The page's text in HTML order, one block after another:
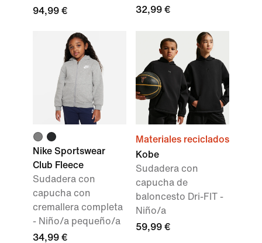
94,99 €
32,99 €
Nike Sportswear
Club Fleece
Sudadera con
capucha con
cremallera completa
- Niño/a pequeño/a
34,99 €
Materiales reciclados
Kobe
Sudadera con
capucha de
baloncesto Dri-FIT -
Niño/a
59,99 €